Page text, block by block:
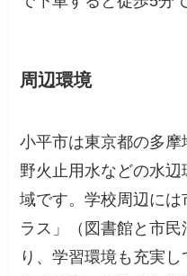
周辺環境
小平市は東京都の多
野火止用水などの水
域です。学校周辺に
ラス」（図書館と市
り、学習環境も充実